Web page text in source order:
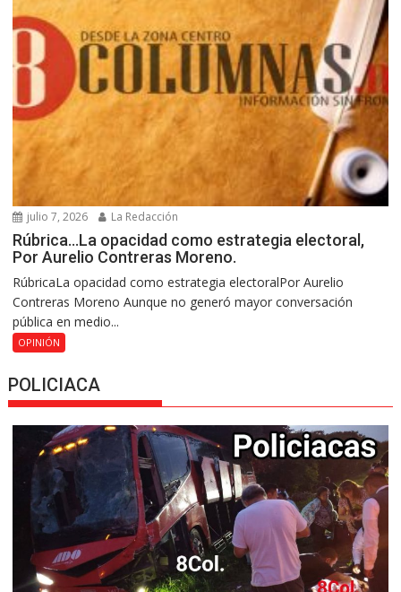
julio 7, 2026 La Redacción
Rúbrica…La opacidad como estrategia electoral,
Por Aurelio Contreras Moreno.
RúbricaLa opacidad como estrategia electoralPor Aurelio
Contreras Moreno Aunque no generó mayor conversación
pública en medio...
OPINIÓN
POLICIACA